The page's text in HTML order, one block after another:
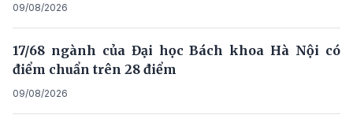
09/08/2026
17/68 ngành của Đại học Bách khoa Hà Nội có
điểm chuẩn trên 28 điểm
09/08/2026